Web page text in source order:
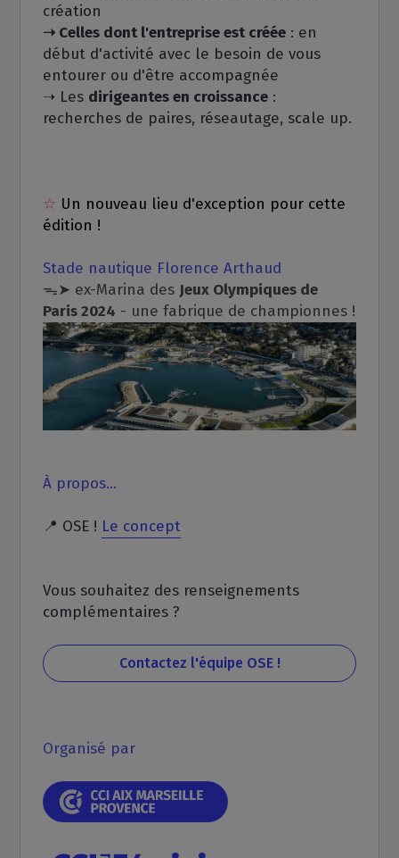
création
➝ Celles dont l'entreprise est créée : en
début d'activité avec le besoin de vous
entourer ou d'être accompagnée
➝ Les dirigeantes en croissance :
recherches de paires, réseautage, scale up.
☆ Un nouveau lieu d'exception pour cette
édition !
Stade nautique Florence Arthaud
ᯓ➤ ex-Marina des Jeux Olympiques de
Paris 2024 - une fabrique de championnes !
À propos…
📍 OSE ! Le concept
Vous souhaitez des renseignements
complémentaires ?
Contactez l'équipe OSE !
Organisé par